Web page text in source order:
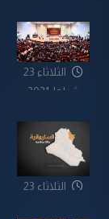
الثلاثاء 23
شباط 2021
الثلاثاء 23